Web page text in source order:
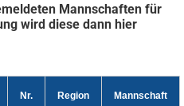
Mannschaften für
wird diese dann hier
Nr. Region Mannschaft